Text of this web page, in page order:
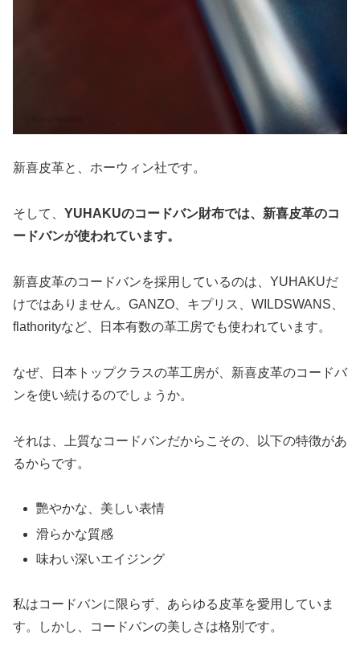
新喜皮革と、ホーウィン社です。
そして、 YUHAKUのコードバン財布では、新喜皮革のコ
ードバンが使われています。
新喜皮革のコードバンを採用しているのは、YUHAKUだ
けではありません。GANZO、キプリス、WILDSWANS、
flathorityなど、日本有数の革工房でも使われています。
なぜ、日本トップクラスの革工房が、新喜皮革のコードバ
ンを使い続けるのでしょうか。
それは、上質なコードバンだからこその、以下の特徴があ
るからです。
艷やかな、美しい表情
滑らかな質感
味わい深いエイジング
私はコードバンに限らず、あらゆる皮革を愛用していま
す。しかし、コードバンの美しさは格別です。